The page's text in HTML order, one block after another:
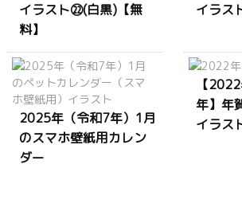
イラスト㉒(白黒)【無
料】
イラス
2025年（令和7年）1月
のスマホ壁紙用カレン
ダー
【
年】年
イラス